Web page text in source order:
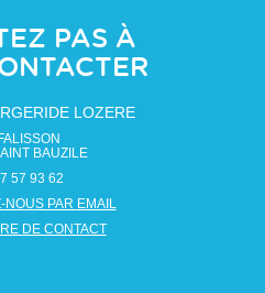
PAS À
LOZERE
BAUZILE
57 93 62
NOUS PAR EMAIL
DE CONTACT